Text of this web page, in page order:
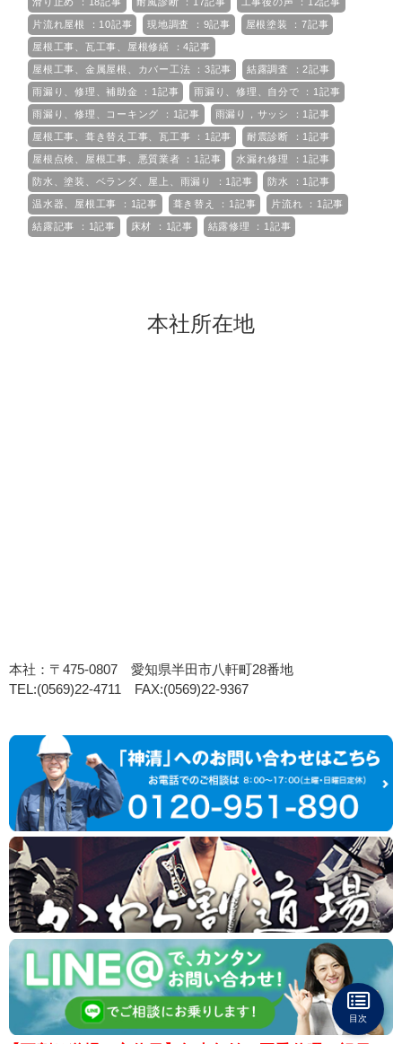
片流れ屋根 ：10記事 現地調査 ：9記事 屋根塗装 ：7記事
屋根工事、瓦工事、屋根修繕 ：4記事
屋根工事、金属屋根、カバー工法 ：3記事 結露調査 ：2記事
雨漏り、修理、補助金 ：1記事 雨漏り、修理、自分で ：1記事
雨漏り、修理、コーキング ：1記事 雨漏り，サッシ ：1記事
屋根工事、葺き替え工事、瓦工事 ：1記事 耐震診断 ：1記事
屋根点検、屋根工事、悪質業者 ：1記事 水漏れ修理 ：1記事
防水、塗装、ベランダ、屋上、雨漏り ：1記事 防水 ：1記事
温水器、屋根工事 ：1記事 葺き替え ：1記事 片流れ ：1記事
結露記事 ：1記事 床材 ：1記事 結露修理 ：1記事
本社所在地
本社：〒475-0807 愛知県半田市八軒町28番地
TEL:(0569)22-4711 FAX:(0569)22-9367
目次